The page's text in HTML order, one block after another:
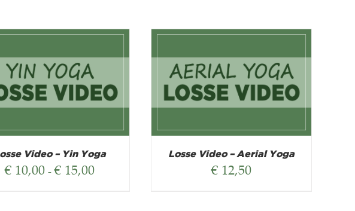
Video – Yin Yoga
€10,00 - €15,00Prijsklasse:
Losse Video – Aerial Yoga
€ 12,50